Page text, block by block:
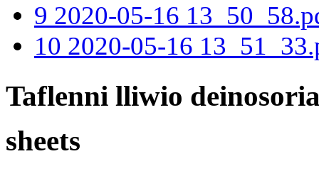
9 2020-05-16
10 2020-05-16
Taflenni lliwio
sheets